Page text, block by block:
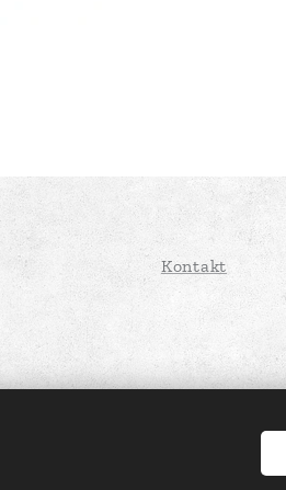
Kontakt
Cookies